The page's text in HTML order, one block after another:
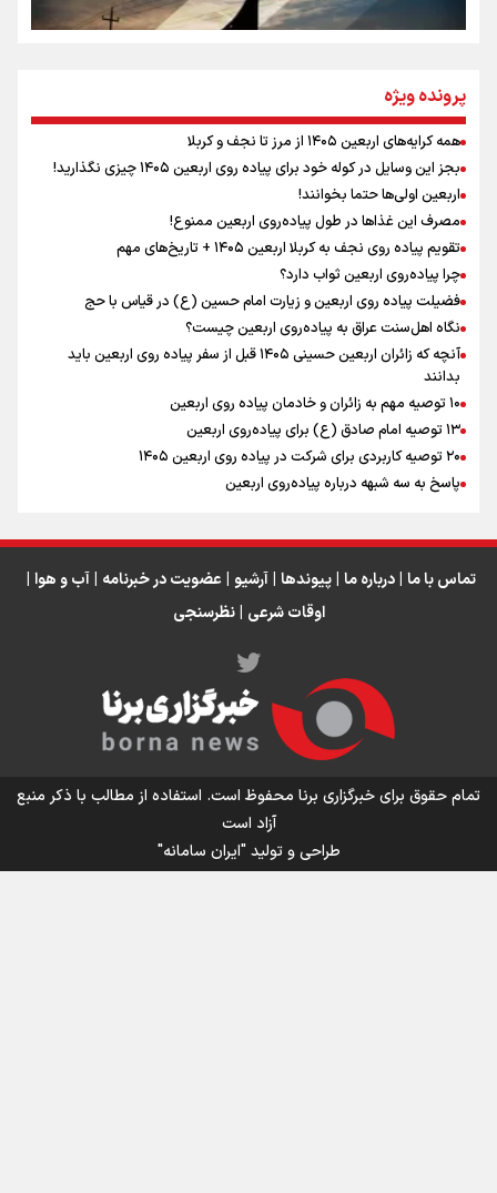
نگاه تمدنی رهبر شهید به فضای مجازی
رابطه کارگر و کارفرما در اندیشه رهبر شهید: از تضاد به
زوجیت
اینفو برنا / توصیه‌هایی طلایی برای پیاده روی اربعین
اینفو برنا / جدول کامل فاصله مرز شلمچه تا شهرهای زیارتی
عراق
اینفو برنا/ میزان مالیات بر ارزش افزوده چقدر است؟
پرونده ویژه
همه کرایه‌های اربعین ۱۴۰۵ از مرز تا نجف و کربلا
بجز این وسایل در کوله خود برای پیاده روی اربعین ۱۴۰۵ چیزی نگذارید!
اربعین اولی‌ها حتما بخوانند!
مصرف این غذاها در طول پیاده‌روی اربعین ممنوع!
تقویم پیاده روی نجف به کربلا اربعین ۱۴۰۵ + تاریخ‌های مهم
چرا پیاده‌روی اربعین ثواب دارد؟
فضیلت پیاده روی اربعین و زیارت امام حسین (ع) در قیاس با حج
نگاه اهل‌سنت عراق به پیاده‌روی اربعین چیست؟
آنچه که زائران اربعین حسینی ۱۴۰۵ قبل از سفر پیاده روی اربعین باید
بدانند
۱۰ توصیه مهم به زائران و خادمان پیاده روی اربعین
۱۳ توصیه امام صادق (ع) برای پیاده‌روی اربعین
۲۰ توصیه کاربردی برای شرکت در پیاده روی اربعین ۱۴۰۵
پاسخ به سه‌ شبهه درباره پیاده‌روی اربعین
تماس با ما | درباره ما | پیوندها | آرشیو | عضویت در خبرنامه | آب و هوا |
اوقات شرعی | نظرسنجی
تمام حقوق برای خبرگزاری برنا محفوظ است. استفاده از مطالب با ذکر منبع
آزاد است
طراحی و تولید"ایران سامانه"